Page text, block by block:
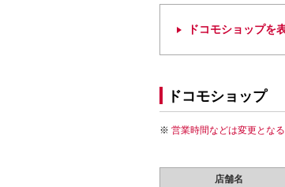
ドコモショップを
ドコモショップ
営業時間などは変更とな
店舗名